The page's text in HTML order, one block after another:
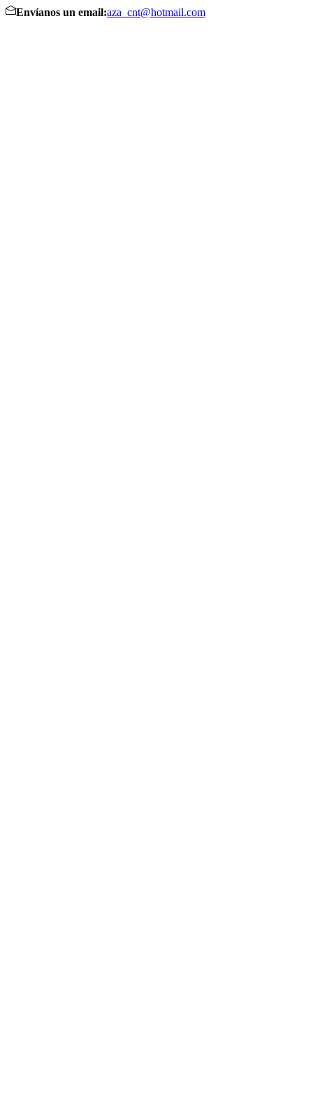
Envíanos un email:aza_cnt@hotmail.com